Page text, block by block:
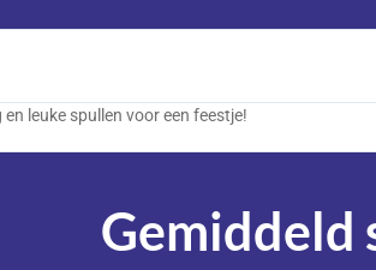
en leuke spullen voor een feestje!
Gemiddeld